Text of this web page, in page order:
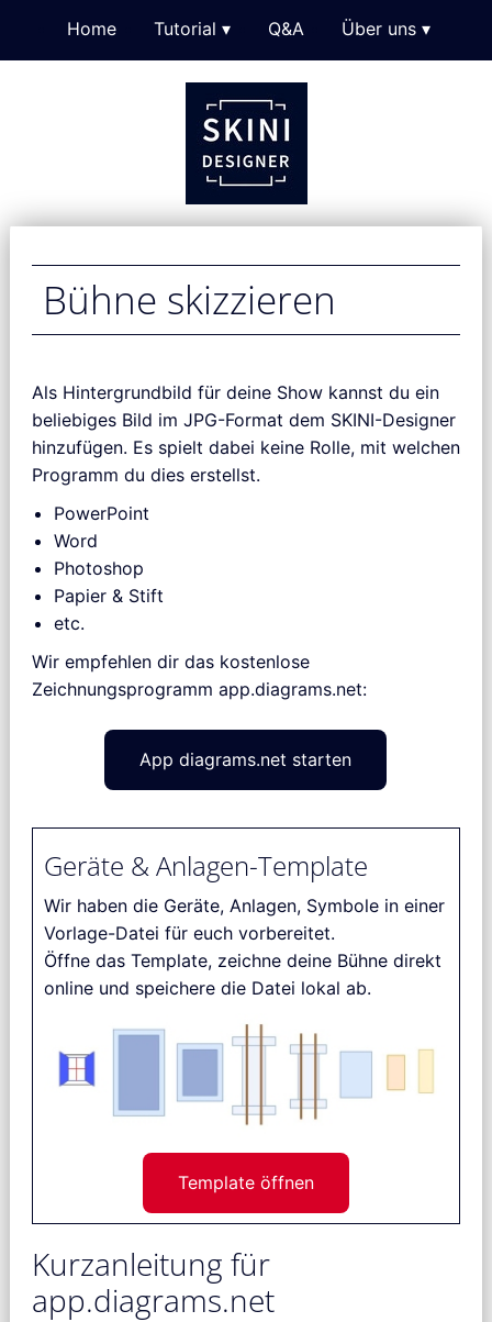
Home Tutorial ▾ Q&A Über uns ▾
Bühne skizzieren
Als Hintergrundbild für deine Show kannst du ein
beliebiges Bild im JPG-Format dem SKINI-Designer
hinzufügen. Es spielt dabei keine Rolle, mit welchen
Programm du dies erstellst.
PowerPoint
Word
Photoshop
Papier & Stift
etc.
Wir empfehlen dir das kostenlose
Zeichnungsprogramm app.diagrams.net:
App diagrams.net starten
Geräte & Anlagen-Template
Wir haben die Geräte, Anlagen, Symbole in einer
Vorlage-Datei für euch vorbereitet.
Öffne das Template, zeichne deine Bühne direkt
online und speichere die Datei lokal ab.
Template öffnen
Kurzanleitung für
app.diagrams.net